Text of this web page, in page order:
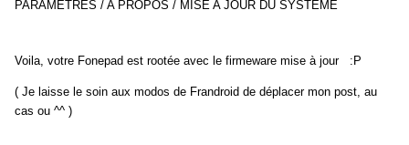
PARAMETRES / A PROPOS / MISE A JOUR DU SYSTEME
Voila, votre Fonepad est rootée avec le firmeware mise à jour :P
( Je laisse le soin aux modos de Frandroid de déplacer mon post, au
cas ou ^^ )